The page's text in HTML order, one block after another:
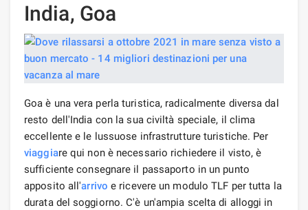
India, Goa
Goa è una vera perla turistica, radicalmente diversa dal
resto dell'India con la sua civiltà speciale, il clima
eccellente e le lussuose infrastrutture turistiche. Per
viaggiare qui non è necessario richiedere il visto, è
sufficiente consegnare il passaporto in un punto
apposito all'arrivo e ricevere un modulo TLF per tutta la
durata del soggiorno. C'è un'ampia scelta di alloggi in